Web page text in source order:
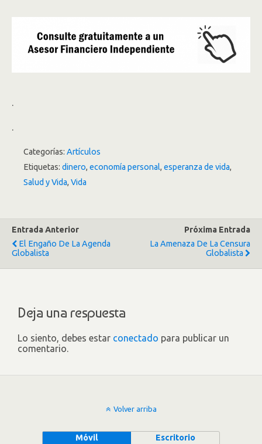
.
.
Categorías: Artículos
Etiquetas: dinero, economía personal, esperanza de vida,
Salud y Vida, Vida
Entrada Anterior
El Engaño De La Agenda
Globalista
Próxima Entrada
La Amenaza De La Censura
Globalista
Deja una respuesta
Lo siento, debes estar conectado para publicar un
comentario.
Volver arriba
Móvil Escritorio